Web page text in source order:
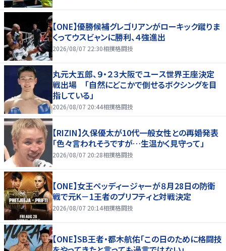
【ONE】優勝候補グレゴリアンがローキック蹴りま
くってウスビャンに勝利、４強進出
2026/08/07 22:30相撲格闘技
丸元大五郎、９・２３大阪でユース世界王座決定
戦出場 「自然にどこかで倒せるボクシングを目
指している」
2026/08/07 20:44相撲格闘技
【RIZIN】久保優太が10代一般女性との再婚発表
「色々言われそうですが…生温かく見守って」
2026/08/07 20:28相撲格闘技
【ONE】女王ペッディージャーが８月28日の防衛
戦で元K－1王者のプリフティと対戦決定
2026/08/07 20:14相撲格闘技
【ONE】SB王者・都木航佑「この日のために格闘技